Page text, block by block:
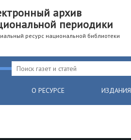
архив
периодики
ресурс национальной библиотеки
О РЕСУРСЕ ИЗДАНИЯ